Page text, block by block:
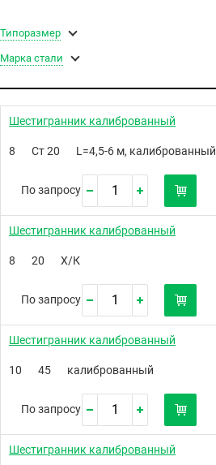
Типоразмер
Марка стали
Шестигранник калиброванный
8 Ст 20 L=4,5-6 м, калиброванный
По запросу
Шестигранник калиброванный
8 20 Х/К
По запросу
Шестигранник калиброванный
10 45 калиброванный
По запросу
Шестигранник калиброванный